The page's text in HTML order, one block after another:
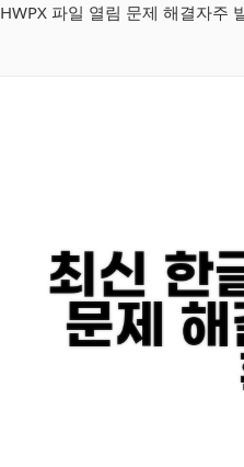
HWPX 파일 열림 문제 해결자주